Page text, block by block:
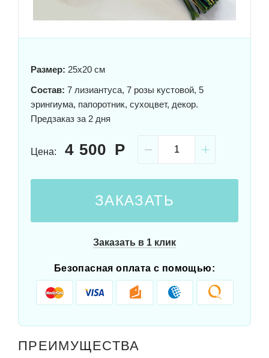
Размер: 25x20 см
Состав: 7 лизиантуса, 7 розы кустовой, 5
эрингиума, папоротник, сухоцвет, декор.
Предзаказ за 2 дня
Цена: 4 500
ЗАКАЗАТЬ
Заказать в 1 клик
Безопасная оплата с помощью:
ПРЕИМУЩЕСТВА